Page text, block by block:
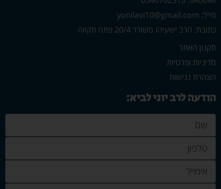
מייל: yonilavi10@gmail.com
כתובת: הרב ישעיהו משורר 20/4 פתח תקווה
תקנון האתר
מדיניות ופרטיות
הצהרת נגישות
הודעה לרב יוני לביא: